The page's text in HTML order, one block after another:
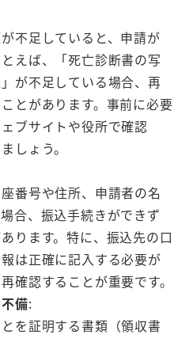
不足していると、申請が
えば、「死亡診断書の写
が不足している場合、再
とがあります。事前に必要
ブサイトや役所で確認
しょう。
番号や住所、申請者の名
合、振込手続きができず
ります。特に、振込先の口
は正確に記入する必要が
確認することが重要です。
備:
を証明する書類（領収書